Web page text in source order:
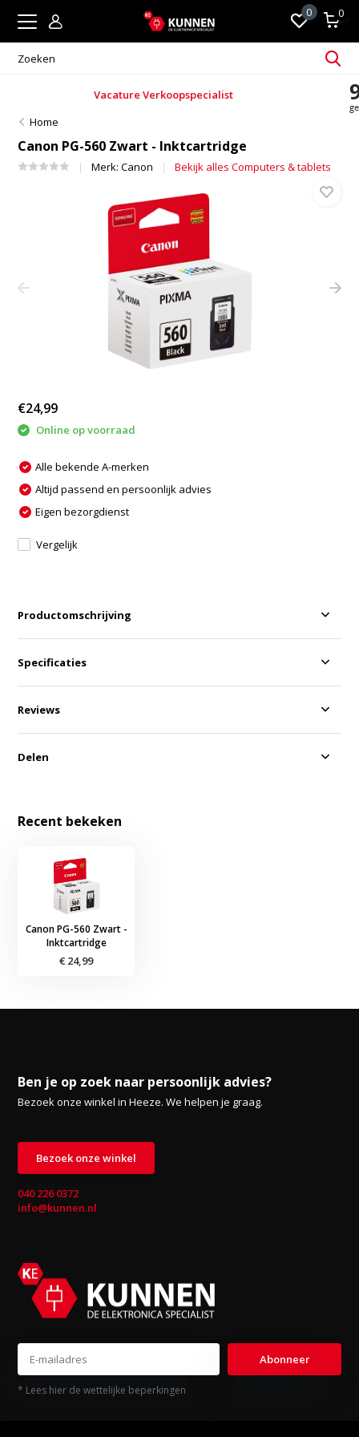
0 0
Alle bekende A-merken
Home
Canon PG-560 Zwart - Inktcartridge
Merk:Canon Bekijk alles Computers & tablets
€24,99
Online op voorraad
Alle bekende A-merken
Altijd passend en persoonlijk advies
Eigen bezorgdienst
Vergelijk
Productomschrijving
Specificaties
Reviews
Delen
Recent bekeken
Canon PG-560 Zwart -
Inktcartridge
€ 24,99
Ben je op zoek naar persoonlijk advies?
Bezoek onze winkel in Heeze. We helpen je graag.
Bezoek onze winkel
040 226 0372
info@kunnen.nl
Abonneer
* Lees hier de wettelijke beperkingen